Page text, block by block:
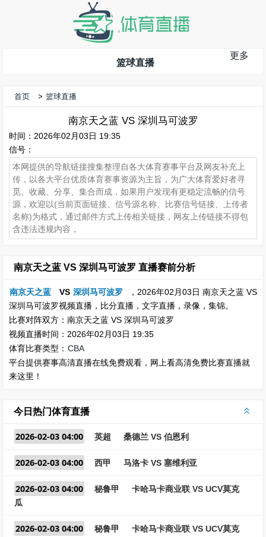
篮球直播
更多
首页 > 篮球直播
南京天之蓝 VS 深圳马可波罗
时间：2026年02月03日 19:35
信号：
本网提供的导航链接搜集整理自各大体育赛事平台及网友补充上
传，以各大平台优质体育赛事资源为主旨，为广大体育爱好者寻
觅、收藏、分享、集合而成，如果用户发现有更稳定流畅的信号
源，欢迎以(当前页面链接、信号源名称、比赛信号链接、上传者
名称)为格式，通过邮件方式上传相关链接，网友上传链接不得包
含违法违规内容，
南京天之蓝 VS 深圳马可波罗 直播赛前分析
南京天之蓝 VS 深圳马可波罗
，2026年02月03日 南京天之蓝 VS
深圳马可波罗视频直播，比分直播，文字直播，录像，集锦。
比赛对阵双方：南京天之蓝 VS 深圳马可波罗
视频直播时间：2026年02月03日 19:35
体育比赛类型： CBA
平台提供赛事高清直播在线免费观看，网上看高清免费比赛直播就
来这里！
今日热门体育直播
2026-02-03 04:00 英超 桑德兰 VS 伯恩利
2026-02-03 04:00 西甲 马洛卡 VS 塞维利亚
2026-02-03 04:00 秘鲁甲
卡哈马卡商业联 VS UCV莫克
瓜
2026-02-03 04:00 秘鲁甲
卡哈马卡商业联 VS UCV莫克